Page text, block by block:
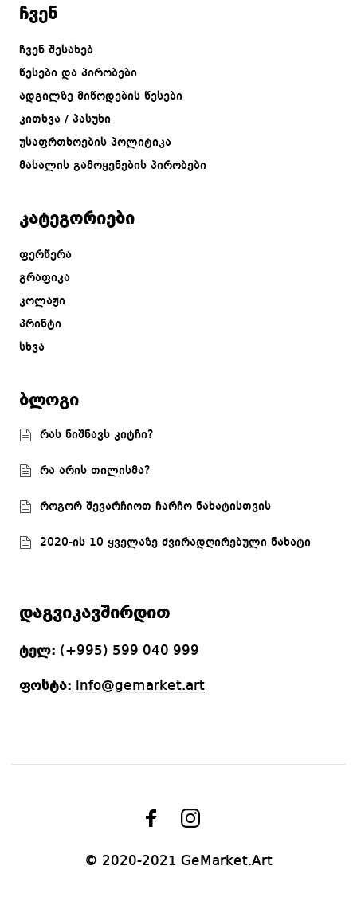
ჩვენ
ჩვენ შესახებ
წესები და პირობები
ადგილზე მიწოდების წესები
კითხვა / პასუხი
უსაფრთხოების პოლიტიკა
მასალის გამოყენების პირობები
კატეგორიები
ფერწერა
გრაფიკა
კოლაჟი
პრინტი
სხვა
ბლოგი
რას ნიშნავს კიტჩი?
რა არის თილისმა?
როგორ შევარჩიოთ ჩარჩო ნახატისთვის
2020-ის 10 ყველაზე ძვირადღირებული ნახატი
დაგვიკავშირდით
ტელ: (+995) 599 040 999
ფოსტა: info@gemarket.art
© 2020-2021 GeMarket.Art